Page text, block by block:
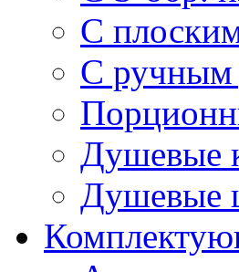
С
С
Душевые
Душевые